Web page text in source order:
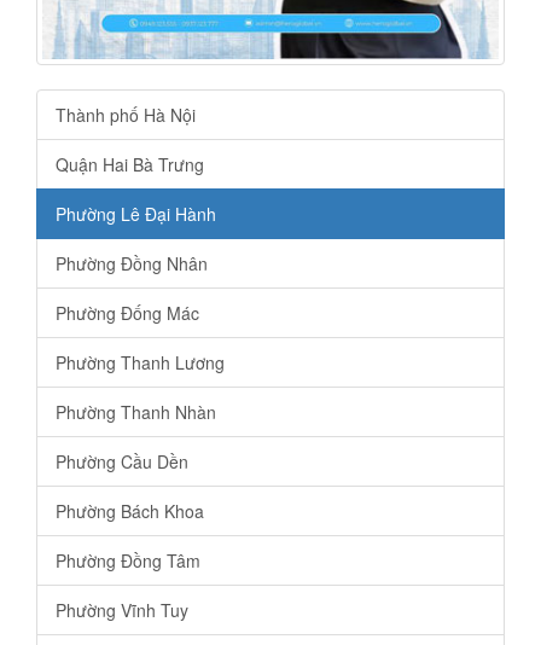
Thành phố Hà Nội
Quận Hai Bà Trưng
Phường Lê Đại Hành
Phường Đồng Nhân
Phường Đống Mác
Phường Thanh Lương
Phường Thanh Nhàn
Phường Cầu Dền
Phường Bách Khoa
Phường Đồng Tâm
Phường Vĩnh Tuy